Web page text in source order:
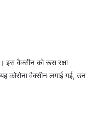
इस वैक्सीन को रूस रक्षा
कोरोना वैक्सीन लगाई गई, उन